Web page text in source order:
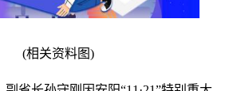
(相关资料图)